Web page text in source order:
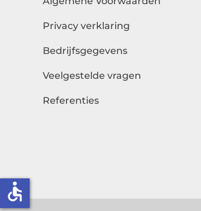
Privacy verklaring
Bedrijfsgegevens
Veelgestelde vragen
Referenties
accessible